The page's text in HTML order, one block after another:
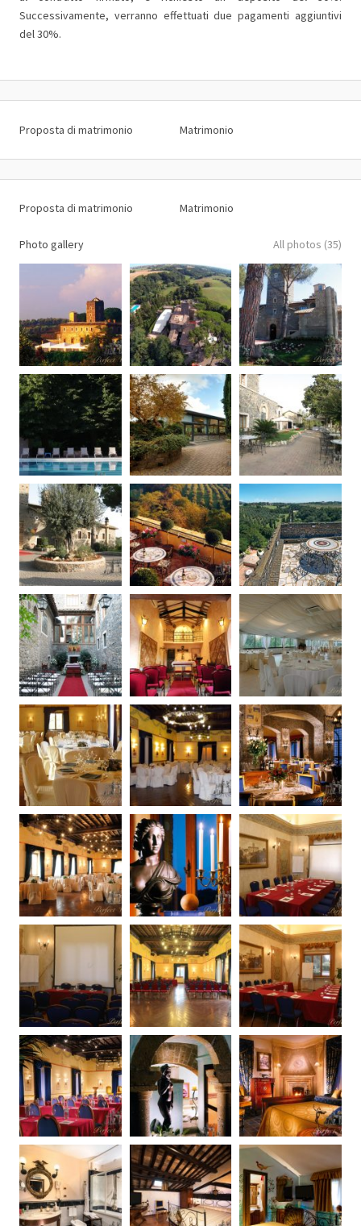
Successivamente, verranno effettuati due pagamenti aggiuntivi
del 30%.
Proposta di matrimonio Matrimonio
Proposta di matrimonio Matrimonio
Photo gallery All photos (35)